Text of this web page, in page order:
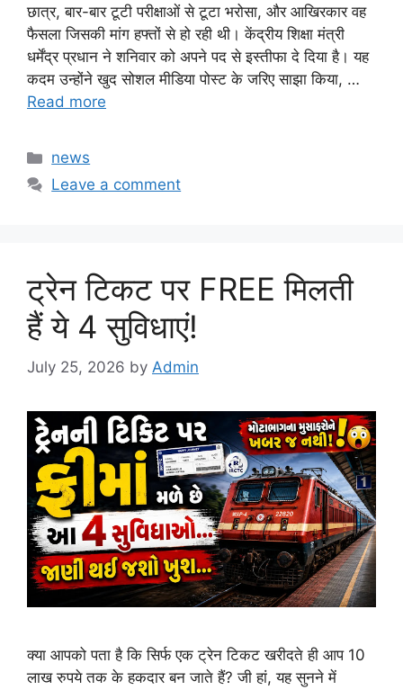
छात्र, बार-बार टूटी परीक्षाओं से टूटा भरोसा, और आखिरकार वह
फैसला जिसकी मांग हफ्तों से हो रही थी। केंद्रीय शिक्षा मंत्री
धर्मेंद्र प्रधान ने शनिवार को अपने पद से इस्तीफा दे दिया है। यह
कदम उन्होंने खुद सोशल मीडिया पोस्ट के जरिए साझा किया, …
Read more
Categories
news
Leave a comment
ट्रेन टिकट पर FREE मिलती
हैं ये 4 सुविधाएं!
July 25, 2026 by Admin
क्या आपको पता है कि सिर्फ एक ट्रेन टिकट खरीदते ही आप 10
लाख रुपये तक के हकदार बन जाते हैं? जी हां, यह सुनने में